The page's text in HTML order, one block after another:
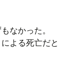
なかった。
よる死亡だと